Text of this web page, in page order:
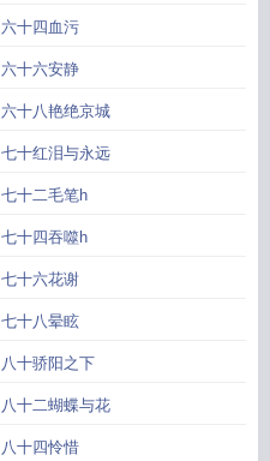
六十四血污
六十六安静
六十八艳绝京城
七十红泪与永远
七十二毛笔h
七十四吞噬h
七十六花谢
七十八晕眩
八十骄阳之下
八十二蝴蝶与花
八十四怜惜